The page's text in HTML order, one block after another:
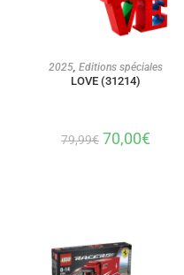
AJOUTER AU PANIER
2025, Editions spéciales
LOVE (31214)
79,99€ 70,00€